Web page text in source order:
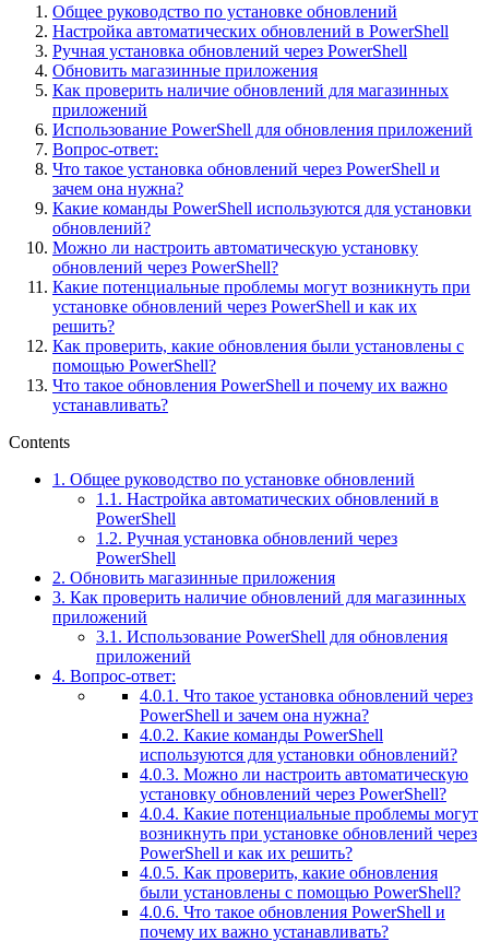
Общее руководство по установке обновлений
Настройка автоматических обновлений в PowerShell
Ручная установка обновлений через PowerShell
Обновить магазинные приложения
Как проверить наличие обновлений для магазинных
приложений
Использование PowerShell для обновления приложений
Вопрос-ответ:
Что такое установка обновлений через PowerShell и
зачем она нужна?
Какие команды PowerShell используются для установки
обновлений?
Можно ли настроить автоматическую установку
обновлений через PowerShell?
Какие потенциальные проблемы могут возникнуть при
установке обновлений через PowerShell и как их
решить?
Как проверить, какие обновления были установлены с
помощью PowerShell?
Что такое обновления PowerShell и почему их важно
устанавливать?
Contents
1. Общее руководство по установке обновлений
1.1. Настройка автоматических обновлений в
PowerShell
1.2. Ручная установка обновлений через
PowerShell
2. Обновить магазинные приложения
3. Как проверить наличие обновлений для магазинных
приложений
3.1. Использование PowerShell для обновления
приложений
4. Вопрос-ответ:
4.0.1. Что такое установка обновлений через
PowerShell и зачем она нужна?
4.0.2. Какие команды PowerShell
используются для установки обновлений?
4.0.3. Можно ли настроить автоматическую
установку обновлений через PowerShell?
4.0.4. Какие потенциальные проблемы могут
возникнуть при установке обновлений через
PowerShell и как их решить?
4.0.5. Как проверить, какие обновления
были установлены с помощью PowerShell?
4.0.6. Что такое обновления PowerShell и
почему их важно устанавливать?